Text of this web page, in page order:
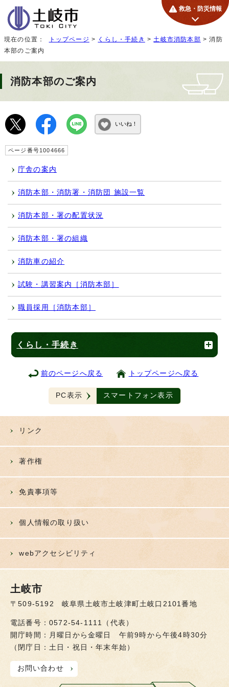
救急・防災情報
現在の位置： トップページ > くらし・手続き >土岐市消防本部 > 消防
本部のご案内
消防本部のご案内
いいね！
ページ番号1004666
庁舎の案内
消防本部・消防署・消防団 施設一覧
消防本部・署の配置状況
消防本部・署の組織
消防車の紹介
試験・講習案内［消防本部］
職員採用［消防本部］
くらし・手続き
前のページへ戻る トップページへ戻る
PC表示 スマートフォン表示
リンク
著作権
免責事項等
個人情報の取り扱い
webアクセシビリティ
土岐市
〒509-5192 岐阜県土岐市土岐津町土岐口2101番地
電話番号：0572-54-1111（代表）
開庁時間：月曜日から金曜日 午前9時から午後4時30分
（閉庁日：土日・祝日・年末年始）
お問い合わせ